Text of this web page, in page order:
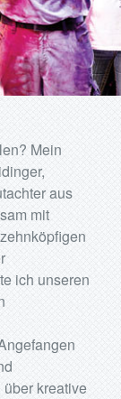
Mein
aus
mit
ich unseren
kreative